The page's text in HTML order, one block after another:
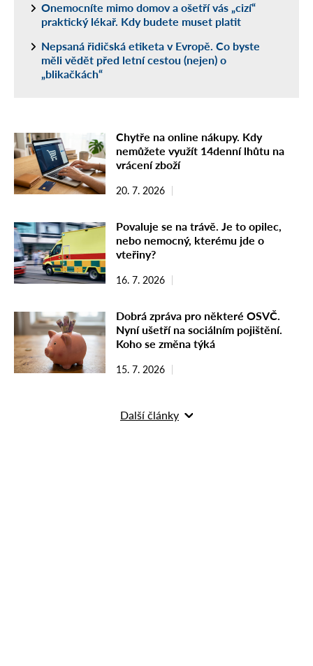
Onemocníte mimo domov a ošetří vás „cizí“
praktický lékař. Kdy budete muset platit
Nepsaná řidičská etiketa v Evropě. Co byste
měli vědět před letní cestou (nejen) o
„blikačkách“
Chytře na online nákupy. Kdy
nemůžete využít 14denní lhůtu na
vrácení zboží
20. 7. 2026
Povaluje se na trávě. Je to opilec,
nebo nemocný, kterému jde o
vteřiny?
16. 7. 2026
Dobrá zpráva pro některé OSVČ.
Nyní ušetří na sociálním pojištění.
Koho se změna týká
15. 7. 2026
Další články